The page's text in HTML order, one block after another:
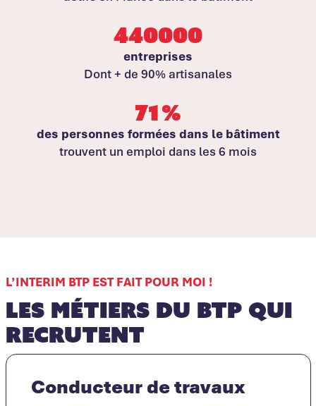
440000
entreprises
Dont + de 90% artisanales
71%
des personnes formées dans le bâtiment
trouvent un emploi dans les 6 mois
L’INTERIM BTP EST FAIT POUR MOI !
Les métiers du BTP qui
recrutent
Conducteur de travaux